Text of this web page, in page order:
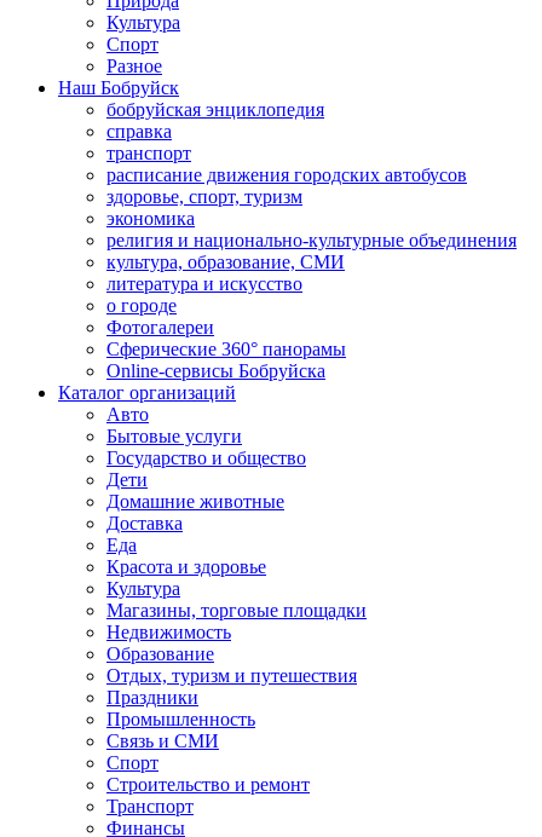
Культура
Спорт
Разное
Наш Бобруйск
бобруйская энциклопедия
справка
транспорт
расписание движения городских автобусов
здоровье, спорт, туризм
экономика
религия и национально-культурные объединения
культура, образование, СМИ
литература и искусство
о городе
Фотогалереи
Сферические 360° панорамы
Online-сервисы Бобруйска
Каталог организаций
Авто
Бытовые услуги
Государство и общество
Дети
Домашние животные
Доставка
Еда
Красота и здоровье
Культура
Магазины, торговые площадки
Недвижимость
Образование
Отдых, туризм и путешествия
Праздники
Промышленность
Связь и СМИ
Спорт
Строительство и ремонт
Транспорт
Финансы